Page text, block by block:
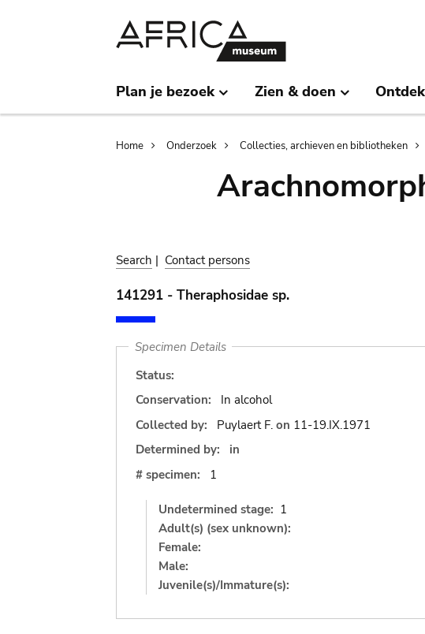
Plan je bezoek Zien & doen
Breadcrumb
Home Onderzoek Collecties, archieven en bibliotheken
Search | Contact persons
141291 - Theraphosidae sp.
Specimen Details
Status:
Conservation:
In alcohol
Collected by:
Puylaert F. on 11-19.IX.1971
Determined by:
in
# specimen:
1
Undetermined stage: 1
Adult(s) (sex unknown):
Female:
Male:
Juvenile(s)/Immature(s):